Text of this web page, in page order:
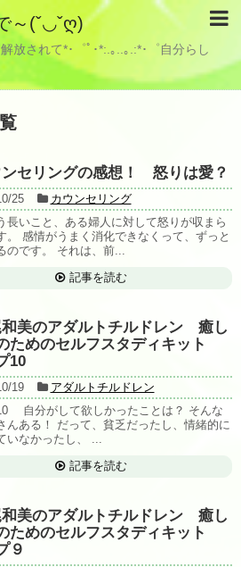
～(ˇ◡ˇღ)
放されて*･゜ﾟ･*:.｡..｡.:*･゜自分らし
ンセリングの感想！ 怒りは愛？
25
カウンセリング
長いこと、ある婦人に対して怒りが収まら
。 感情がうまく消化できなくって、ずっと
のです。 それは、前...
記事を読む
美のアダルトチルドレン 癒し
ためのセルフスタディキット
10
19
アダルトチルドレン
自分がして欲しかったことは？ そんな
んある！ だって、貧乏だったし、情緒的に
いなかったし、 ...
記事を読む
美のアダルトチルドレン 癒し
ためのセルフスタディキット
９